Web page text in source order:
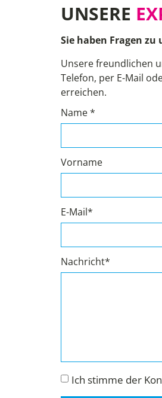
UNSERE
Sie haben Fragen
Unsere freundlichen
Telefon, per E-Mail
erreichen.
Name *
Vorname
E-Mail*
Nachricht*
Ich stimme der